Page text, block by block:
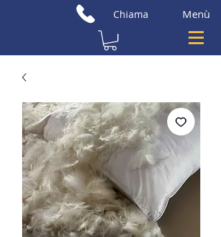
Chiama Menù